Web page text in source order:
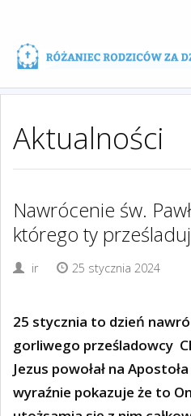
Aktualności
Nawrócenie św.
którego ty
ir 25 stycznia 2024
25 stycznia to dzień
gorliwego prześladowcy
Jezus powołał na
wyraźnie pokazuje że to